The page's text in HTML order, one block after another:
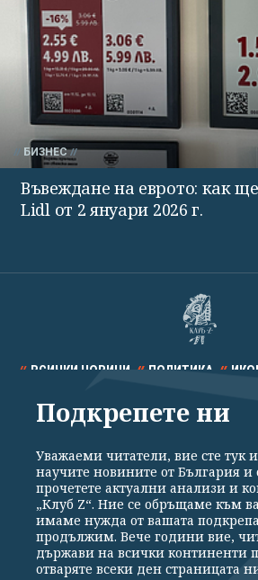
БИЗНЕС
Въвеждане на еврото: как
Lidl от 2 януари 2026 г.
ВСИЧКИ НОВИНИ ПОЛИТИКА
СПОРТ КУЛТУРА ТЕХНОЛОГИИ
Общи условия
Политика за
Реклама
Партньори
Подкрепете ни
Уважаеми читатели, вие сте тук
научите новините от България и
прочетете актуални анализи и
„Клуб Z“. Ние се обръщаме към
имаме нужда от вашата
продължим. Вече години вие,
държави на всички континенти
отваряте всеки ден страницата